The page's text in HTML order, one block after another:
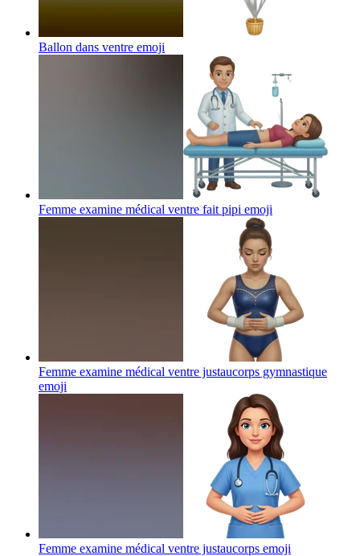
Ballon dans ventre emoji
Femme examine médical ventre fait pipi emoji
Femme examine médical ventre justaucorps gymnastique
emoji
Femme examine médical ventre justaucorps emoji